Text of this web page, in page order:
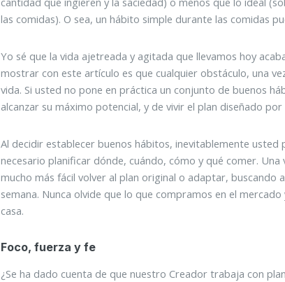
las comidas). O sea, un hábito simple durante las comidas
Yo sé que la vida ajetreada y agitada que llevamos hoy
mostrar con este artículo es que cualquier obstáculo, una
vida. Si usted no pone en práctica un conjunto de buenos
alcanzar su máximo potencial, y de vivir el plan diseñado
Al decidir establecer buenos hábitos, inevitablemente
necesario planificar dónde, cuándo, cómo y qué comer.
mucho más fácil volver al plan original o adaptar,
semana. Nunca olvide que lo que compramos en el
casa.
Foco, fuerza y fe
¿Se ha dado cuenta de que nuestro Creador trabaja con